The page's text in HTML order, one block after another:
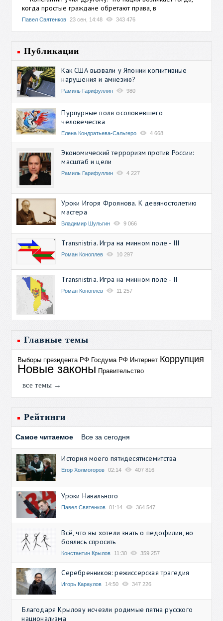
когда простые граждане обретают права, в
Павел Святенков 23 сен, 14:48 343 476
Публикации
Как США вызвали у Японии когнитивные
нарушения и амнезию?
Рамиль Гарифуллин 980
Пурпурные поля осоловевшего
человечества
Елена Кондратьева-Сальгеро 4 668
Экономический терроризм против России:
масштаб и цели
Рамиль Гарифуллин 4 227
Уроки Игоря Фроянова. К девяностолетию
мастера
Владимир Шульгин 9 066
Transnistria. Игра на минном поле - III
Роман Коноплев 10 297
Transnistria. Игра на минном поле - II
Роман Коноплев 11 257
Главные темы
Выборы президента РФ Госдума РФ Интернет Коррупция
Новые законы Правительство
все темы →
Рейтинги
Самое читаемое Все за сегодня
История моего пятидесятисемитства
Егор Холмогоров 02:14 407 816
Уроки Навального
Павел Святенков 01:14 364 547
Всё, что вы хотели знать о педофилии, но
боялись спросить
Константин Крылов 11:30 359 257
Серебренников: режиссерская трагедия
Игорь Караулов 14:50 347 226
Благодаря Крылову исчезли родимые пятна русского
национализма